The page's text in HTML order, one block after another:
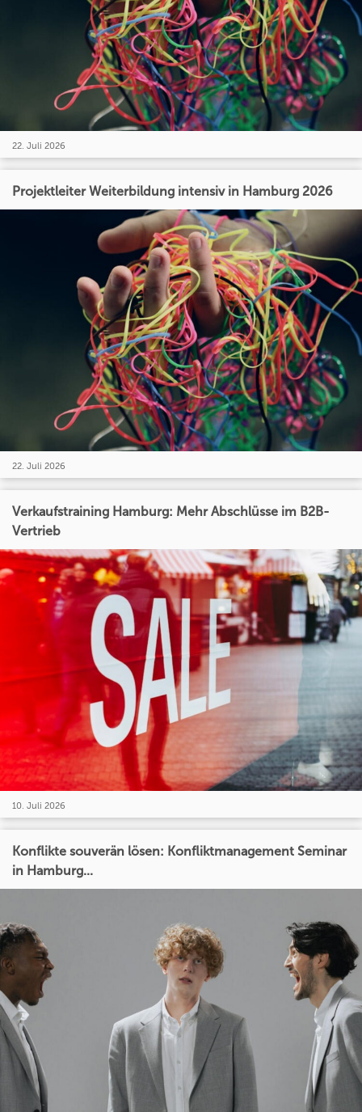
22. Juli 2026
Projektleiter Weiterbildung intensiv in Hamburg 2026
22. Juli 2026
Verkaufstraining Hamburg: Mehr Abschlüsse im B2B-
Vertrieb
10. Juli 2026
Konflikte souverän lösen: Konfliktmanagement Seminar
in Hamburg...